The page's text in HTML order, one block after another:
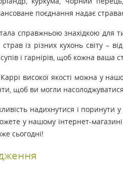
поєднання надає
справжньою знахідкою для
із різних кухонь світу –
супів і гарнірів, щоб кожна
високої якості можна у
щоб ви могли
надихнутися і
у нашому інтернет-магазині
сьогодні!